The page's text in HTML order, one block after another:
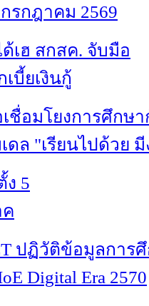
รกฎาคม 2569
เฮ สกสค. จับมือ
บี้ยเงินกู้
ชื่อมโยงการศึกษ
ดล "เรียนไปด้วย
ง 5
ปฏิวัติข้อมูลการศึ
Digital Era 2570